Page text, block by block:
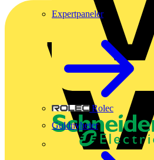
Rolec
Expertpaneler
Guldnyheter